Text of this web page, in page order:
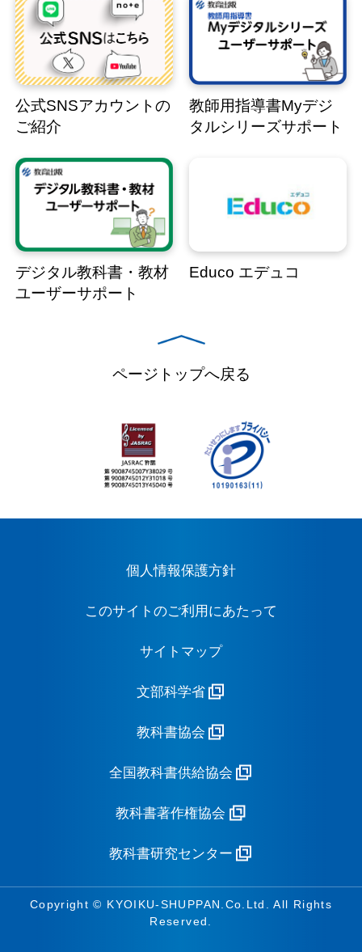
公式SNSアカウントの
ご紹介
教師用指導書Myデジ
タルシリーズサポート
デジタル教科書・教材
ユーザーサポート
Educo エデュコ
ページトップへ戻る
個人情報保護方針
このサイトのご利用にあたって
サイトマップ
文部科学省
教科書協会
全国教科書供給協会
教科書著作権協会
教科書研究センター
Copyright © KYOIKU-SHUPPAN.Co.Ltd. All Rights
Reserved.